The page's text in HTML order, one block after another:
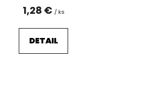
1,28 € / ks
DETAIL